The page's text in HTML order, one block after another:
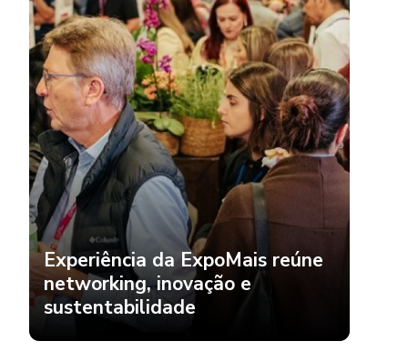
Experiência da ExpoMais reúne
networking, inovação e
sustentabilidade